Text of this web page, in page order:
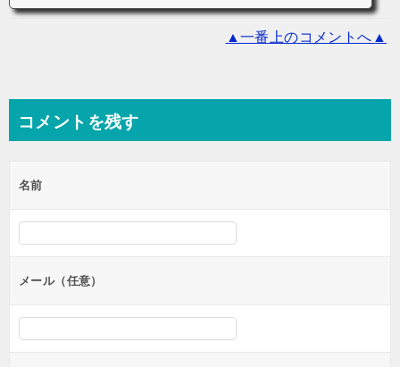
▲一番上のコメントへ▲
コメントを残す
名前
メール（任意）